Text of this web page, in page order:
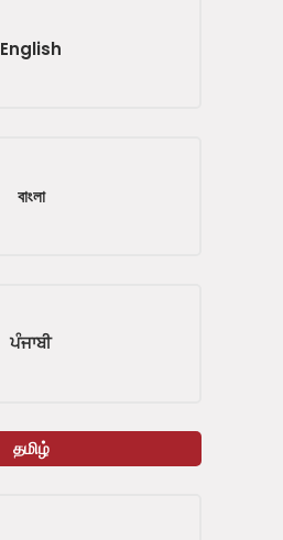
English
বাংলা
ਪੰਜਾਬੀ
தமிழ்